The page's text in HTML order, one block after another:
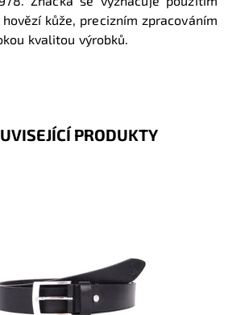
kůže, precizním zpracováním
kvalitou výrobků.
PRODUKTY
16948
DAKAR
2 roky